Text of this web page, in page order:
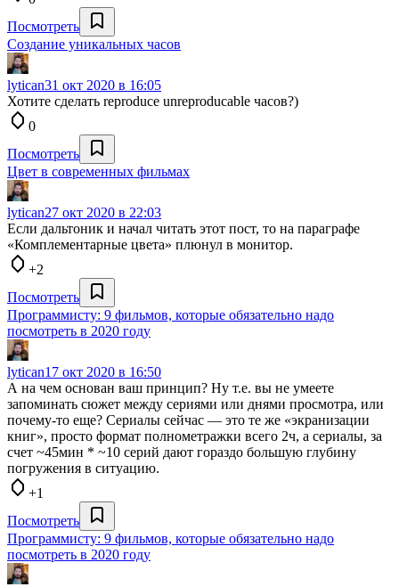
Посмотреть
Создание уникальных часов
lytican31 окт 2020 в 16:05
Хотите сделать reproduce unreproducable часов?)
0
Посмотреть
Цвет в современных фильмах
lytican27 окт 2020 в 22:03
Если дальтоник и начал читать этот пост, то на параграфе
«Комплементарные цвета» плюнул в монитор.
+2
Посмотреть
Программисту: 9 фильмов, которые обязательно надо
посмотреть в 2020 году
lytican17 окт 2020 в 16:50
А на чем основан ваш принцип? Ну т.е. вы не умеете
запоминать сюжет между сериями или днями просмотра, или
почему-то еще? Сериалы сейчас — это те же «экранизации
книг», просто формат полнометражки всего 2ч, а сериалы, за
счет ~45мин * ~10 серий дают гораздо большую глубину
погружения в ситуацию.
+1
Посмотреть
Программисту: 9 фильмов, которые обязательно надо
посмотреть в 2020 году